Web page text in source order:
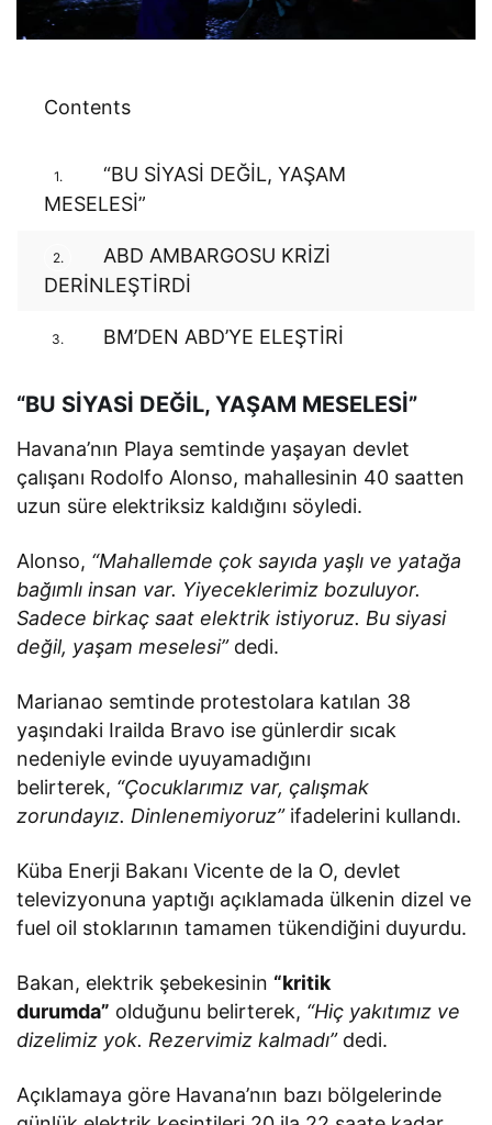
Contents
1.
“BU SİYASİ DEĞİL, YAŞAM
MESELESİ”
2.
ABD AMBARGOSU KRİZİ
DERİNLEŞTİRDİ
3. BM’DEN ABD’YE ELEŞTİRİ
“BU SİYASİ DEĞİL, YAŞAM MESELESİ”
Havana’nın Playa semtinde yaşayan devlet
çalışanı Rodolfo Alonso, mahallesinin 40 saatten
uzun süre elektriksiz kaldığını söyledi.
Alonso, “Mahallemde çok sayıda yaşlı ve yatağa
bağımlı insan var. Yiyeceklerimiz bozuluyor.
Sadece birkaç saat elektrik istiyoruz. Bu siyasi
değil, yaşam meselesi”dedi.
Marianao semtinde protestolara katılan 38
yaşındaki Irailda Bravo ise günlerdir sıcak
nedeniyle evinde uyuyamadığını
belirterek, “Çocuklarımız var, çalışmak
zorundayız. Dinlenemiyoruz”ifadelerini kullandı.
Küba Enerji Bakanı Vicente de la O, devlet
televizyonuna yaptığı açıklamada ülkenin dizel ve
fuel oil stoklarının tamamen tükendiğini duyurdu.
Bakan, elektrik şebekesinin “kritik
durumda” olduğunu belirterek, “Hiç yakıtımız ve
dizelimiz yok. Rezervimiz kalmadı”dedi.
Açıklamaya göre Havana’nın bazı bölgelerinde